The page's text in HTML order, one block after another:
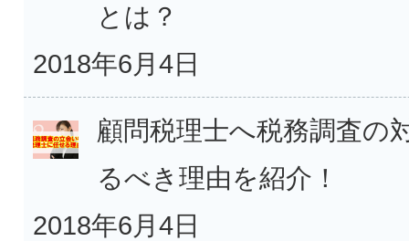
とは？
2018年6月4日
顧問税理士へ税務調査の
るべき理由を紹介！
2018年6月4日